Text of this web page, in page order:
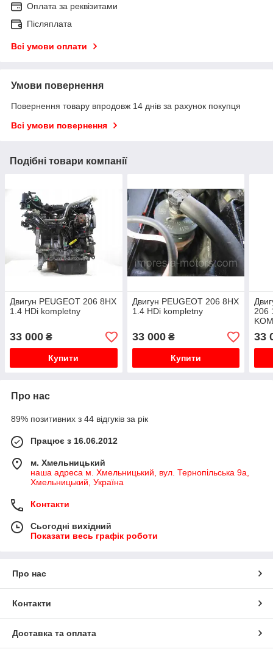
Оплата за реквізитами
Післяплата
Всі умови оплати
Умови повернення
Повернення товару впродовж 14 днів за рахунок покупця
Всі умови повернення
Подібні товари компанії
Двигун PEUGEOT 206 8HX
1.4 HDi kompletny
33 000 ₴
Купити
Двигун PEUGEOT 206 8HX
1.4 HDi kompletny
33 000₴
Купити
206
33
Про нас
89% позитивних з 44 відгуків за рік
Працює з 16.06.2012
м. Хмельницький
наша адреса м. Хмельницький, вул. Тернопільська 9а,
Хмельницький, Україна
Контакти
Сьогодні вихідний
Показати весь графік роботи
Про нас
Контакти
Доставка та оплата